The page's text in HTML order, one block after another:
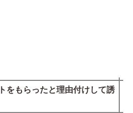
もらったと理由付けして誘